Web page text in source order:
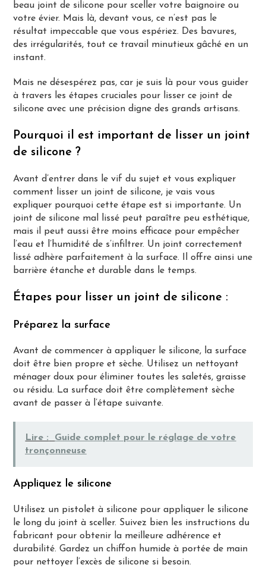
beau joint de silicone pour sceller votre baignoire ou
votre évier. Mais là, devant vous, ce n’est pas le
résultat impeccable que vous espériez. Des bavures,
des irrégularités, tout ce travail minutieux gâché en un
instant.
Mais ne désespérez pas, car je suis là pour vous guider
à travers les étapes cruciales pour lisser ce joint de
silicone avec une précision digne des grands artisans.
Pourquoi il est important de lisser un joint
de silicone ?
Avant d’entrer dans le vif du sujet et vous expliquer
comment lisser un joint de silicone, je vais vous
expliquer pourquoi cette étape est si importante. Un
joint de silicone mal lissé peut paraître peu esthétique,
mais il peut aussi être moins efficace pour empêcher
l’eau et l’humidité de s’infiltrer. Un joint correctement
lissé adhère parfaitement à la surface. Il offre ainsi une
barrière étanche et durable dans le temps.
Étapes pour lisser un joint de silicone :
Préparez la surface
Avant de commencer à appliquer le silicone, la surface
doit être bien propre et sèche. Utilisez un nettoyant
ménager doux pour éliminer toutes les saletés, graisse
ou résidu. La surface doit être complètement sèche
avant de passer à l’étape suivante.
Lire :
Guide complet pour le réglage de votre
tronçonneuse
Appliquez le silicone
Utilisez un pistolet à silicone pour appliquer le silicone
le long du joint à sceller. Suivez bien les instructions du
fabricant pour obtenir la meilleure adhérence et
durabilité. Gardez un chiffon humide à portée de main
pour nettoyer l’excès de silicone si besoin.